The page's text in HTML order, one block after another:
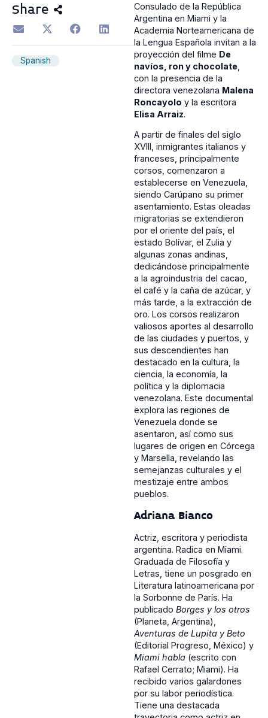
Share
Spanish
Consulado de la República
Argentina en Miami y la
Academia Norteamericana de
la Lengua Española invitan a la
proyección del filme De
navíos, ron y chocolate
con la presencia de la
directora venezolana Malena
Roncayolo y la escritora
Elisa Arraiz.
A partir de finales del siglo
XVIII, inmigrantes italianos y
franceses, principalmente
corsos, comenzaron a
establecerse en Venezuela,
siendo Carúpano su primer
asentamiento. Estas oleadas
migratorias se extendieron
por el oriente del país, el
estado Bolívar, el Zulia y
algunas zonas andinas,
dedicándose principalmente
a la agroindustria del cacao,
el café y la caña de azúcar, y
más tarde, a la extracción de
oro. Los corsos realizaron
valiosos aportes al desarrollo
de las ciudades y puertos, y
sus descendientes han
destacado en la cultura, la
ciencia, la economía, la
política y la diplomacia
venezolana. Este documental
explora las regiones de
Venezuela donde se
asentaron, así como sus
lugares de origen en Córcega
y Marsella, revelando las
semejanzas culturales y el
mestizaje entre ambos
pueblos.
Adriana Bianco
Actriz, escritora y periodista
argentina. Radica en Miami.
Graduada de Filosofía y
Letras, tiene un posgrado en
Literatura latinoamericana por
la Sorbonne de París. Ha
publicado Borges y los otros
(Planeta, Argentina),
Aventuras de Lupita y Beto
(Editorial Progreso, México) y
Miami habla (escrito con
Rafael Cerrato; Miami). Ha
recibido varios galardones
por su labor periodística.
Tiene una destacada